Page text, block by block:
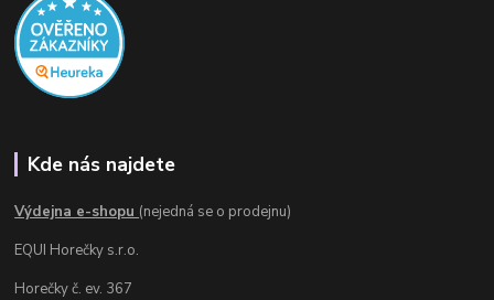
Kde nás najdete
Výdejna e-shopu (nejedná se o prodejnu)
EQUI Horečky s.r.o.
Horečky č. ev. 367